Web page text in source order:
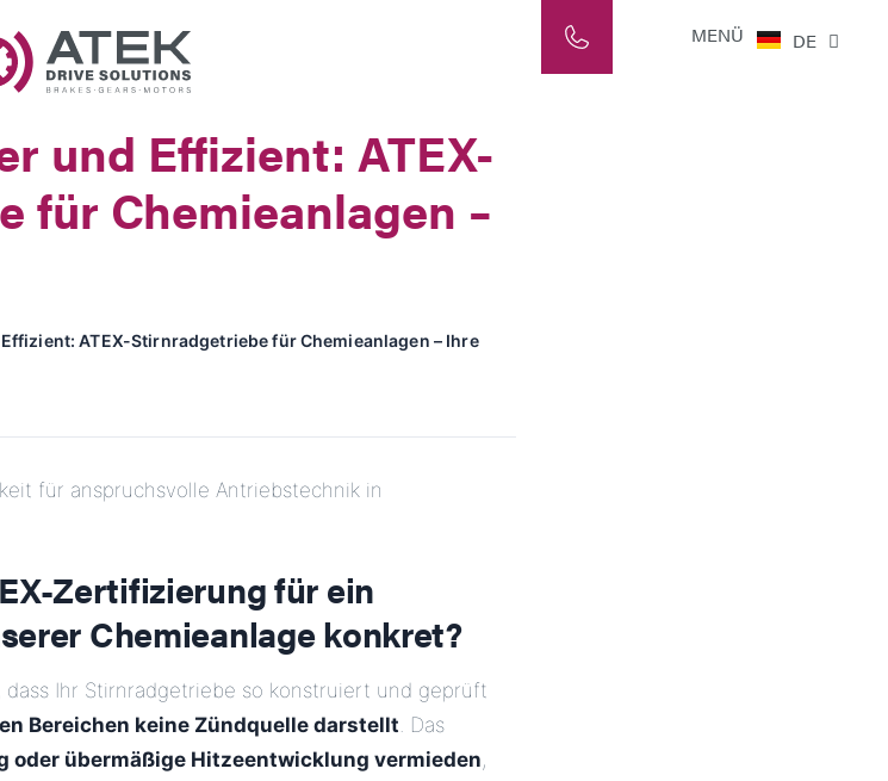
senden
MENÜ DE
IT
und Effizient: ATEX-
für Chemieanlagen –
ATEX-Stirnradgetriebe für Chemieanlagen – Ihre
für anspruchsvolle Antriebstechnik in
Zertifizierung für ein
Chemieanlage konkret?
dass Ihr Stirnradgetriebe so konstruiert und geprüft
Bereichen keine Zündquelle darstellt. Das
oder übermäßige Hitzeentwicklung vermieden,